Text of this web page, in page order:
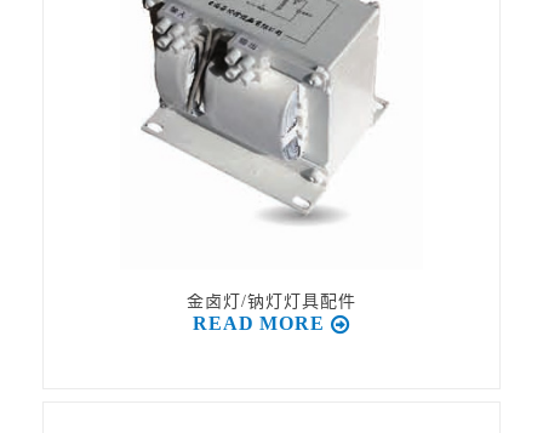
金卤灯/钠灯灯具配件
READ MORE